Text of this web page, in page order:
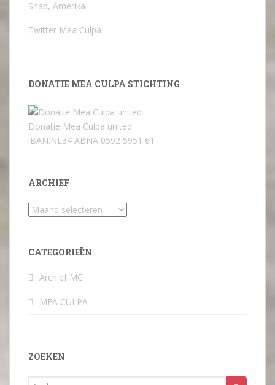
Snap, Amerika
Twitter Mea Culpa
DONATIE MEA CULPA STICHTING
Donatie Mea Culpa united
iBAN:NL34 ABNA 0592 5951 61
ARCHIEF
Archief
CATEGORIEËN
Archief MC
MEA CULPA
ZOEKEN